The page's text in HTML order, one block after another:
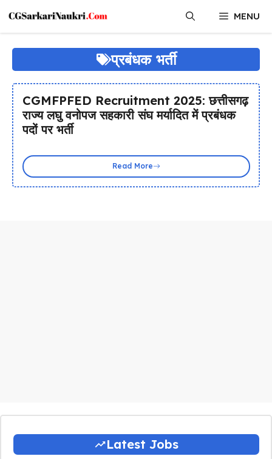
content
MENU
प्रबंधक भर्ती
CGMFPFED Recruitment 2025: छत्तीसगढ़
राज्य लघु वनोपज सहकारी संघ मर्यादित में प्रबंधक
पदों पर भर्ती
Read More
Latest Jobs